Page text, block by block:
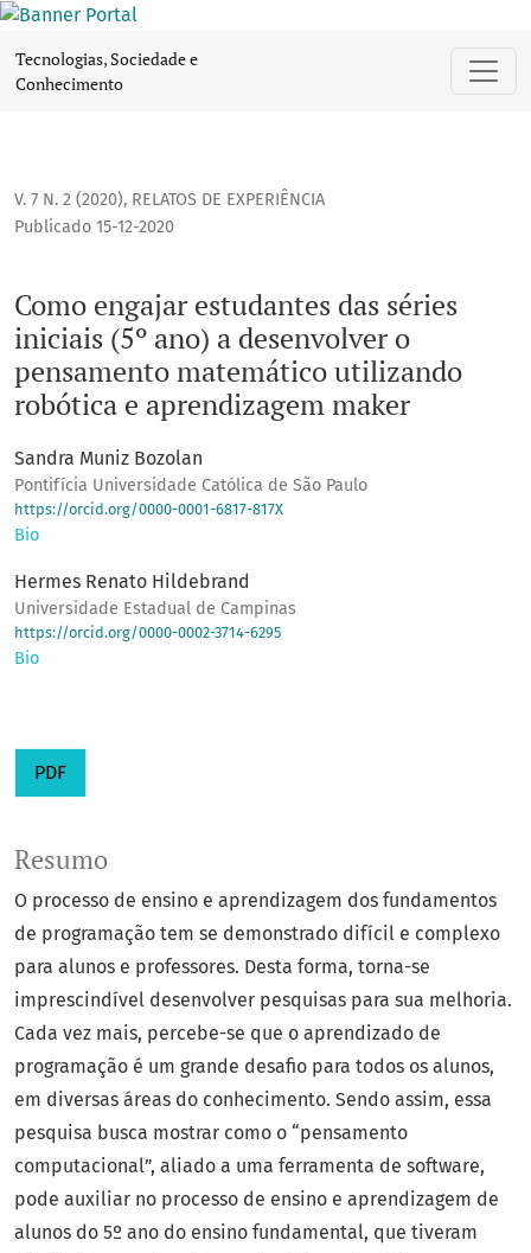
Tecnologias, Sociedade e
Conhecimento
V. 7 N. 2 (2020), RELATOS DE EXPERIÊNCIA
Como engajar estudantes das séries
iniciais (5º ano) a desenvolver o
pensamento matemático utilizando
robótica e aprendizagem maker
Publicado 15-12-2020
Sandra Muniz Bozolan
Pontifícia Universidade Católica de São Paulo
https://orcid.org/0000-0001-6817-817X
Bio
Hermes Renato Hildebrand
Universidade Estadual de Campinas
https://orcid.org/0000-0002-3714-6295
Bio
PDF
Resumo
O processo de ensino e aprendizagem dos fundamentos
de programação tem se demonstrado difícil e complexo
para alunos e professores. Desta forma, torna-se
imprescindível desenvolver pesquisas para sua melhoria.
Cada vez mais, percebe-se que o aprendizado de
programação é um grande desafio para todos os alunos,
em diversas áreas do conhecimento. Sendo assim, essa
pesquisa busca mostrar como o “pensamento
computacional”, aliado a uma ferramenta de software,
pode auxiliar no processo de ensino e aprendizagem de
alunos do 5º ano do ensino fundamental, que tiveram